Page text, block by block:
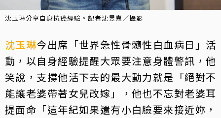
沈玉琳分享自身抗癌經驗。記者沈昱嘉／攝影
沈玉琳今出席「世界急性骨髓性白血病日」活
動，以自身經驗提醒大眾要注意身體警訊，他
笑說，支撐他活下去的最大動力就是「絕對不
能讓老婆帶著女兒改嫁」，他也不忘對老婆耳
提面命「這年紀如果還有小白臉要來接近妳，